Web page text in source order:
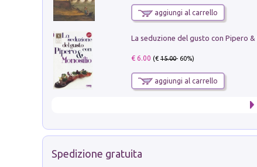
aggiungi al carrello
€ 6.00 (€15.00- 60%)
aggiungi al carrello
Spedizione gratuita